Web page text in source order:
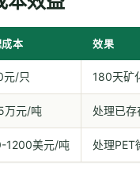
本 效果
元/只 180天矿
万元/吨 处理已存
1200美元/吨 处理PET